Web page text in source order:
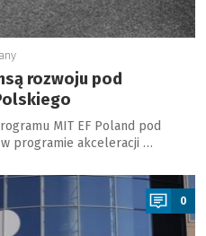
rozwoju pod
MIT EF Poland pod
programie akceleracji …
0